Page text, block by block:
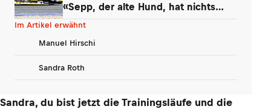
«Sepp, der alte Hund, hat nichts
verlernt»
Im Artikel erwähnt
Manuel Hirschi
Sandra Roth
Sandra, du bist jetzt die Trainingsläufe und die